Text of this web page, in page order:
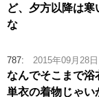
ど、夕方以降は
な
787: 2015年09月28
なんでそこまで浴
単衣の着物じゃい